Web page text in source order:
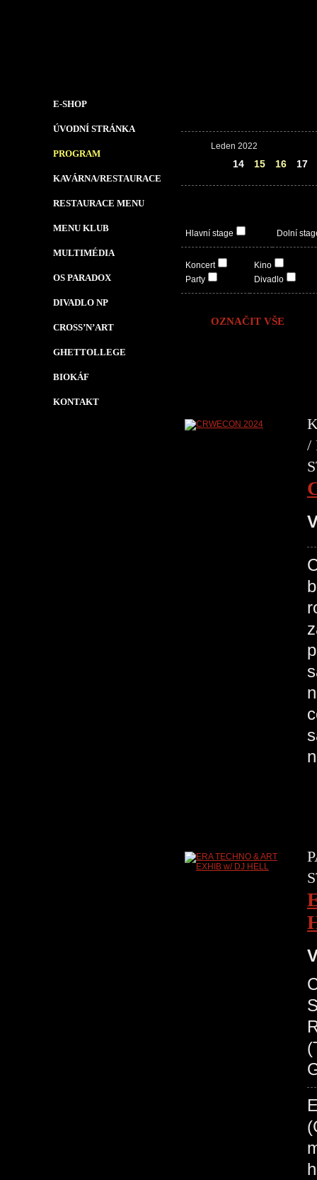
E-SHOP
ÚVODNÍ STRÁNKA
PROGRAM
KAVÁRNA/RESTAURACE
RESTAURACE MENU
MENU KLUB
MULTIMÉDIA
OS PARADOX
DIVADLO NP
CROSS’N’ART
GHETTOLLEGE
BIOKÁF
KONTAKT
Leden 2022
14 15 16 17
Hlavní stage Dolní
Koncert
Party
Kino
Divadlo
OZNAČIT VŠE
/